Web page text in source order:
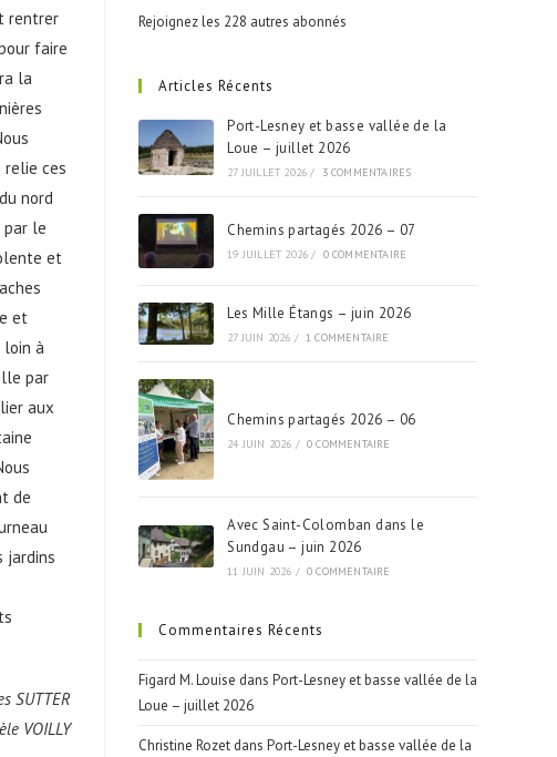
rentrer
faire
la
relie ces
nord
par le
et
et
loin à
par
aux
de
jardins
SUTTER
VOILLY
Rejoignez les 228 autres abonnés
Articles Récents
Port-Lesney et basse vallée de la
Loue – juillet 2026
27 JUILLET 2026 / 3 COMMENTAIRES
Chemins partagés 2026 – 07
19 JUILLET 2026 / 0 COMMENTAIRE
Les Mille Étangs – juin 2026
27 JUIN 2026 / 1 COMMENTAIRE
Chemins partagés 2026 – 06
24 JUIN 2026 / 0 COMMENTAIRE
Avec Saint-Colomban dans le
Sundgau – juin 2026
11 JUIN 2026 / 0 COMMENTAIRE
Commentaires Récents
Figard M. Louise dans Port-Lesney et basse vallée de la
Loue – juillet 2026
Christine Rozet dans Port-Lesney et basse vallée de la